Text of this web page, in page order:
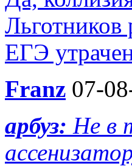
Льготников
ЕГЭ
Franz 07-
арбуз: Не в